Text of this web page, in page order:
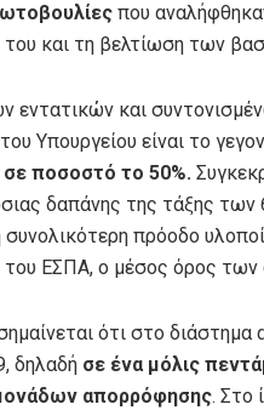
που
του και τη βελτίωση των
εντατικών και
Υπουργείου είναι το
ποσοστό το 50%.
δαπάνης της τάξης των
συνολικότερη πρόοδο
ΕΣΠΑ, ο μέσος όρος των
ότι στο
δηλαδή σε ένα μόλις
απορρόφησης. Στο